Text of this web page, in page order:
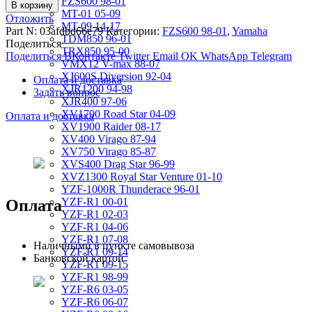
MT-01 05-09
MT-09 14-17
TDM850 96-01
TRX850 95-00
VMX12 V-max 88-07
XJ600S Diversion 92-04
XJR1200 94-98
XJR400 97-06
XV1700 Road Star 04-09
XV1900 Raider 08-17
XV400 Virago 87-94
XV750 Virago 85-87
XVS400 Drag Star 96-99
XVZ1300 Royal Star Venture 01-10
YZF-1000R Thunderace 96-01
YZF-R1 00-01
YZF-R1 02-03
YZF-R1 04-06
YZF-R1 07-08
YZF-R1 09-14
YZF-R1 09-15
YZF-R1 98-99
YZF-R6 03-05
YZF-R6 06-07
В корзину
Отложить
Part N: 03afdbd66e79 Категории: FZS600 98-01 , Yamaha
Поделиться
Поделиться ВКонтакте Twitter Email OK WhatsApp Telegram
Оплата и доставка
Задать вопрос
Оплата и доставка
Оплата
Наличными в пункте самовывоза
Банковской картой